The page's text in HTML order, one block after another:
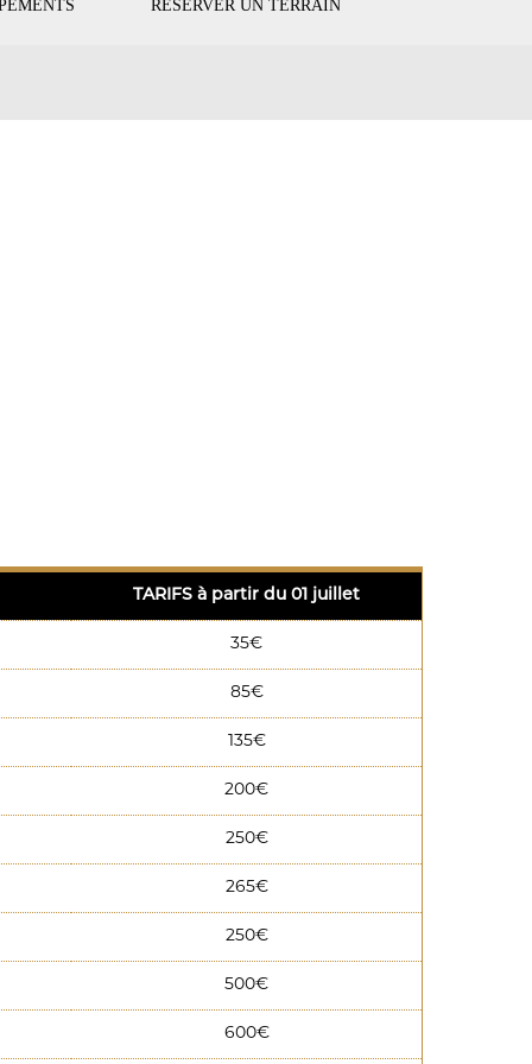
RÉSERVER UN TERRAIN
TARIFS à partir du 01 juillet
35€
85€
135€
200€
250€
265€
250€
500€
600€